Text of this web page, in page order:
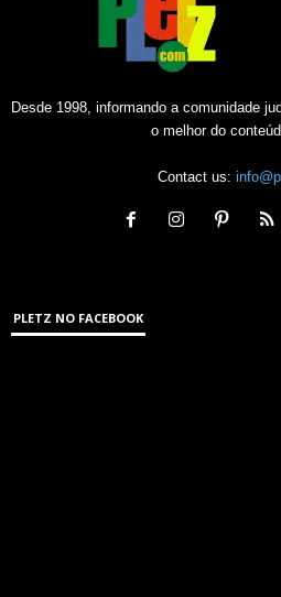
Desde 1998, informando a comunidade
o melhor do
Contact us:
PLETZ NO FACEBOOK